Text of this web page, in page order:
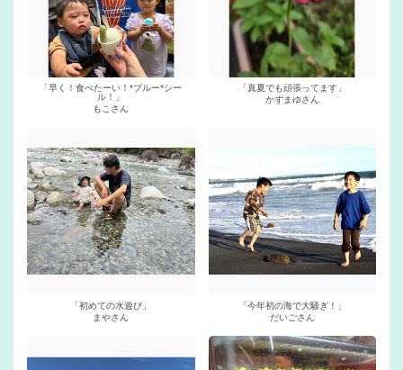
「早く！食べたーい！*ブルー*シー
ル！」
もこさん
「真夏でも頑張ってます」
かずまゆさん
「初めての水遊び」
まやさん
「今年初の海で大騒ぎ！」
だいごさん